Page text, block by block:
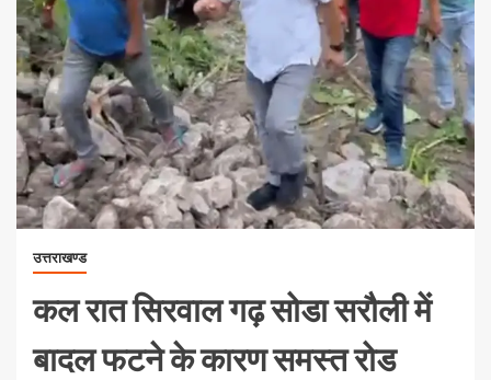
उत्तराखण्ड
कल रात सिरवाल गढ़ सोडा सरौली में
बादल फटने के कारण समस्त रोड